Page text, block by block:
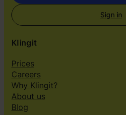
Sign in
Klingit
Prices
Careers
Why Klingit?
About us
Blog